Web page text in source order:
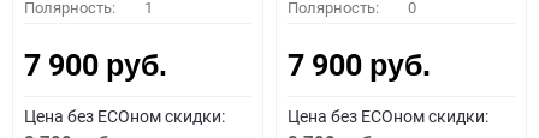
Полярность: 1
7 900 руб.
Цена без ECOном скидки:
Полярность: 0
7 900 руб.
Цена без ECOном скидки: